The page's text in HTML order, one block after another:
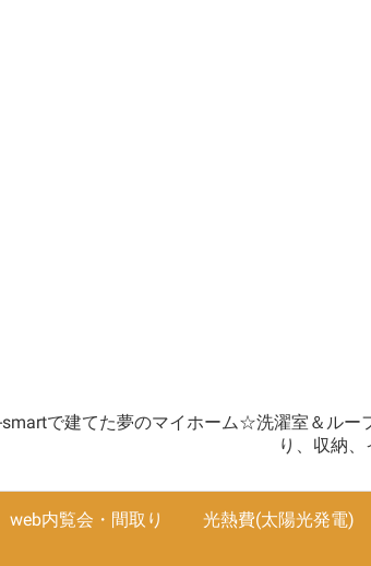
で建てた夢のマイホーム☆洗濯室＆ルー
り、収納、
web内覧会・間取り 光熱費(太陽光発電)